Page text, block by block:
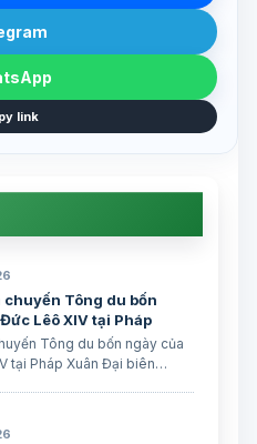
link
Tông du bốn
Lêô XIV tại Pháp
Tông du bốn ngày của
tại Pháp Xuân Đại biên